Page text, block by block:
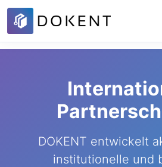
DOKENT entwickelt
institutionelle und